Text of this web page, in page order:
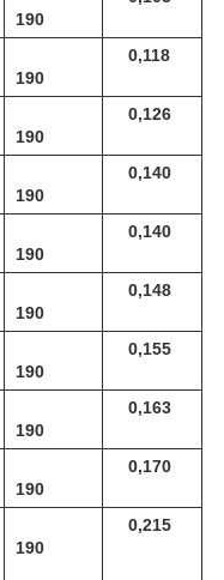
190
190
0,118
190
0,126
190
0,140
190
0,140
190
0,148
190
0,155
190
0,163
190
0,170
190
0,215